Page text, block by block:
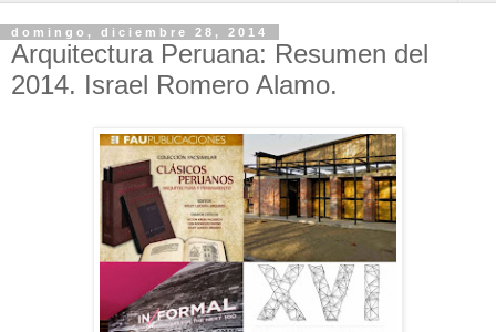
domingo, diciembre 28, 2014
Arquitectura Peruana: Resumen del
2014. Israel Romero Alamo.